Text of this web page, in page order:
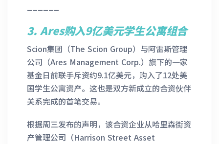
3. Ares购入9亿美元学生公寓组合
Scion集团（The Scion Group）与阿雷斯管理
公司（Ares Management Corp.）旗下的一家
基金日前联手斥资约9.1亿美元，购入了12处美
国学生公寓资产。这也是双方新成立的合资伙伴
关系完成的首笔交易。
根据周三发布的声明，该合资企业从哈里森街资
产管理公司（Harrison Street Asset